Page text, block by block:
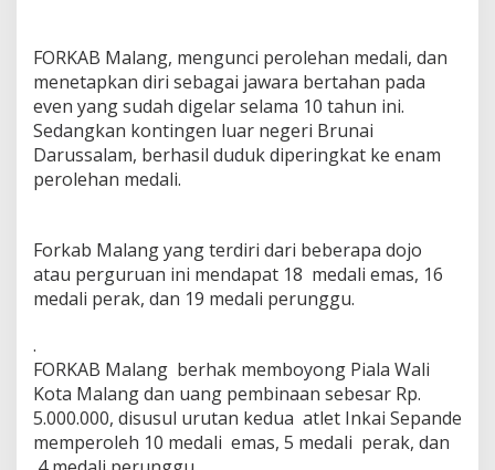
m
u
m
.
FORKAB Malang, mengunci perolehan medali, dan
menetapkan diri sebagai jawara bertahan pada
even yang sudah digelar selama 10 tahun ini.
Sedangkan kontingen luar negeri Brunai
Darussalam, berhasil duduk diperingkat ke enam
perolehan medali.
Forkab Malang yang terdiri dari beberapa dojo
atau perguruan ini mendapat 18 medali emas, 16
medali perak, dan 19 medali perunggu.
.
FORKAB Malang berhak memboyong Piala Wali
Kota Malang dan uang pembinaan sebesar Rp.
5.000.000, disusul urutan kedua atlet Inkai Sepande
memperoleh 10 medali emas, 5 medali perak, dan